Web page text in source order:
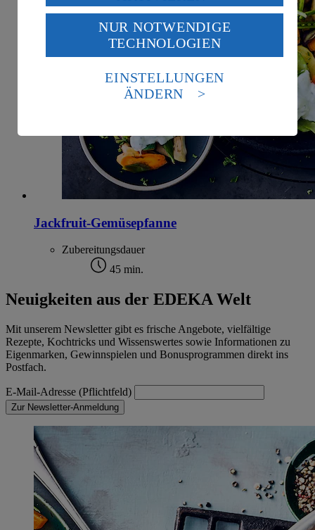
Jackfruit-Gemüsepfanne
Zubereitungsdauer
45 min.
Neuigkeiten aus der EDEKA Welt
Mit unserem Newsletter gibt es frische Angebote, vielfältige
Rezepte, Kochtricks und Wissenswertes sowie Informationen zu
Eigenmarken, Gewinnspielen und Bonusprogrammen direkt ins
Postfach.
E-Mail-Adresse (Pflichtfeld)
Zur Newsletter-Anmeldung
USA durch Facebook und YouTube:
Wenn du auf „Aktivieren“ klickst, willigst du im Sinne
des Art. 49 Abs. 1 Satz 1 lit. a) DSGVO ein, dass deine
Daten in den USA verarbeitet werden. Der EuGH sieht
die USA als Land mit einem nach europäischen
Standards nicht angemessenen Datenschutzniveau an.
Es besteht das Risiko eines Zugriffs durch US-
Informationen zum Herausgeber der Seite findest du
Impressum
NUR NOTWENDIGE
TECHNOLOGIEN
EINSTELLUNGEN
ÄNDERN